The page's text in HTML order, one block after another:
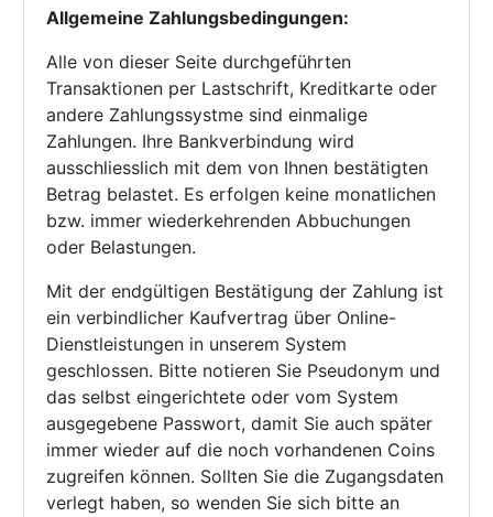
Allgemeine Zahlungsbedingungen:
Alle von dieser Seite durchgeführten
Transaktionen per Lastschrift, Kreditkarte oder
andere Zahlungssystme sind einmalige
Zahlungen. Ihre Bankverbindung wird
ausschliesslich mit dem von Ihnen bestätigten
Betrag belastet. Es erfolgen keine monatlichen
bzw. immer wiederkehrenden Abbuchungen
oder Belastungen.
Mit der endgültigen Bestätigung der Zahlung ist
ein verbindlicher Kaufvertrag über Online-
Dienstleistungen in unserem System
geschlossen. Bitte notieren Sie Pseudonym und
das selbst eingerichtete oder vom System
ausgegebene Passwort, damit Sie auch später
immer wieder auf die noch vorhandenen Coins
zugreifen können. Sollten Sie die Zugangsdaten
verlegt haben, so wenden Sie sich bitte an